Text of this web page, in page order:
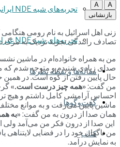
تجربه‌های شبه NDE ایرانی
تجربه‌های شبه NDE غیرایرانی
مقاله‌ها و نقطه نظرها
گفت‌وگوها
کتاب
A
A
بازنشانی
زنی اهل اسرائیل به نام رومی هنگامی
تصادف رانندگی تجربۀ نزدیک به
من به همراه خانواده‌ام در ماشین
صدای زیادی شنیدم و متوجه شدم که
حال پایین رفتن از کوه است. در
من گفت: «همه چیز درست است.»
احساس آرامشی کامل داشتم و هیچ
ماشین پایین می‌رفت و به موانع
همان صدا از درون به من گفت: «به
این صدا از درون فکر من می‌آمد
من ناگهان خود را در فضایی
به نمایش درآمد.